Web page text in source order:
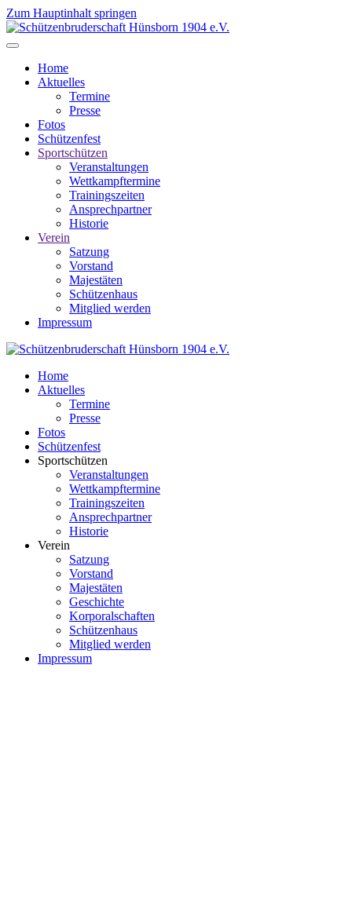
Zum Hauptinhalt springen
Home
Aktuelles
Termine
Presse
Fotos
Schützenfest
Sportschützen
Veranstaltungen
Wettkampftermine
Trainingszeiten
Ansprechpartner
Historie
Verein
Satzung
Vorstand
Majestäten
Schützenhaus
Mitglied werden
Impressum
Home
Aktuelles
Termine
Presse
Fotos
Schützenfest
Sportschützen
Veranstaltungen
Wettkampftermine
Trainingszeiten
Ansprechpartner
Historie
Verein
Satzung
Vorstand
Majestäten
Geschichte
Korporalschaften
Schützenhaus
Mitglied werden
Impressum